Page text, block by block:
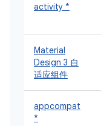
activity *
Material
Design 3 自
适应组件
appcompat
*